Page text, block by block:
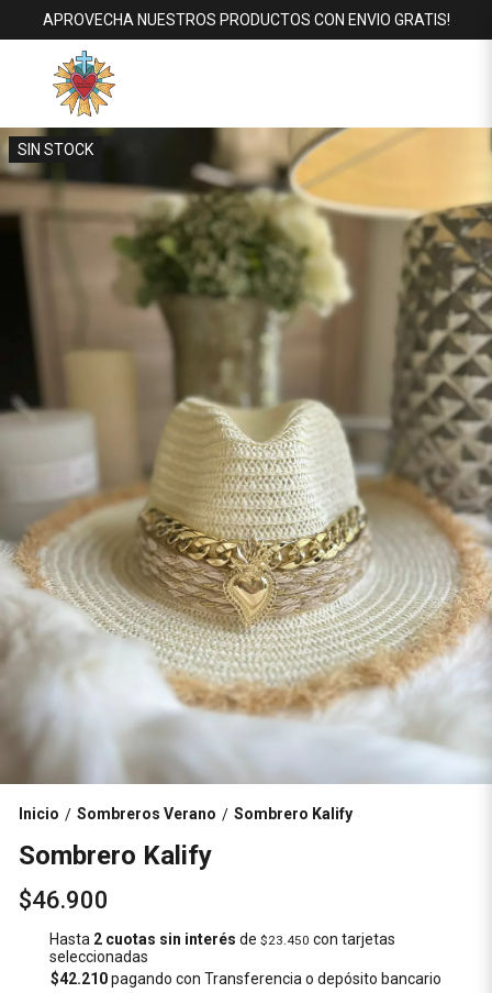
APROVECHA NUESTROS PRODUCTOS CON ENVIO GRATIS!
SIN STOCK
Inicio / Sombreros Verano / Sombrero Kalify
Sombrero Kalify
$46.900
Hasta 2 cuotas sin interés de $23.450 con tarjetas
seleccionadas
$42.210pagando con Transferencia o depósito bancario